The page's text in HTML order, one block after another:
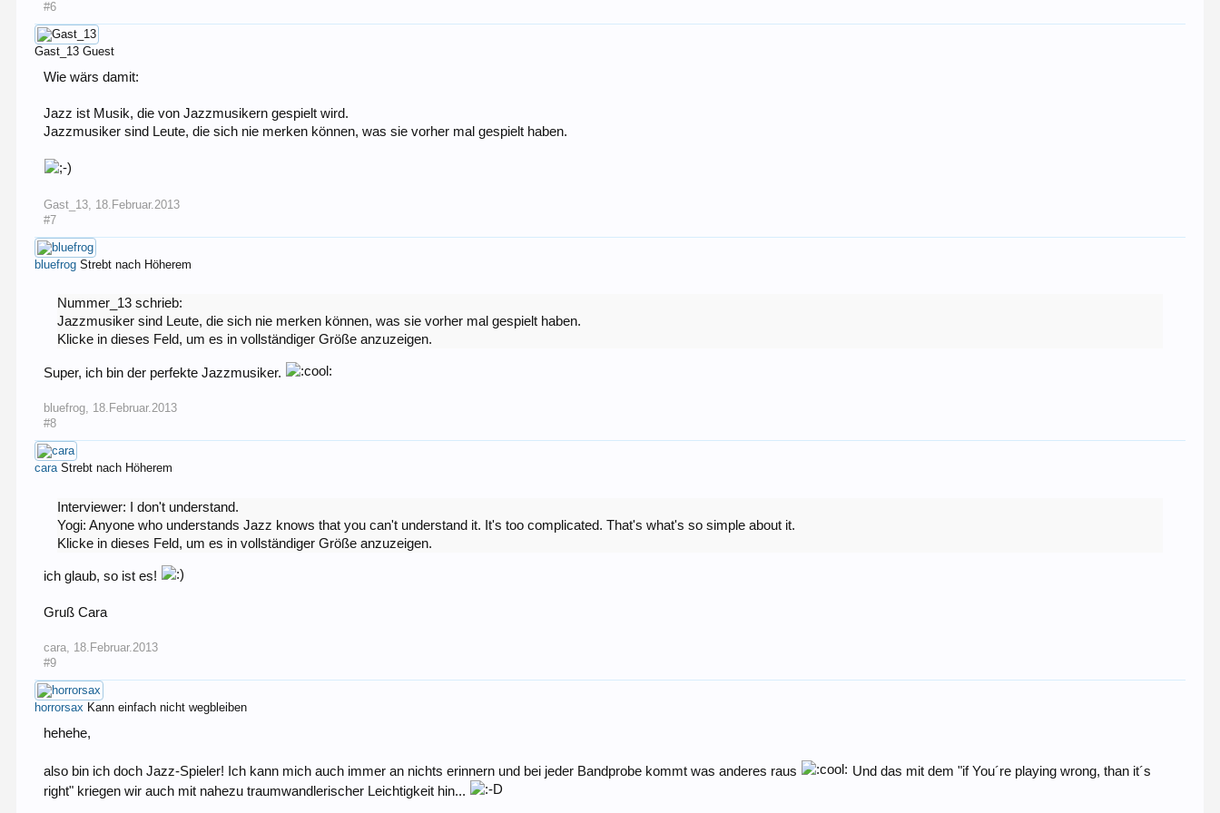
#6
Gast_13 Guest
Wie wärs damit:
Jazz ist Musik, die von Jazzmusikern gespielt wird.
Jazzmusiker sind Leute, die sich nie merken können, was sie vorher mal gespielt haben.
Gast_13 18.Februar.2013
#7
bluefrog Strebt nach Höherem
Nummer_13 schrieb:
Jazzmusiker sind Leute, die sich nie merken können, was sie vorher mal gespielt haben.
Klicke in dieses Feld, um es in vollständiger Größe anzuzeigen.
Super, ich bin der perfekte Jazzmusiker.
bluefrog 18.Februar.2013
#8
cara Strebt nach Höherem
Interviewer: I don't understand.
Yogi: Anyone who understands Jazz knows that you can't understand it. It's too complicated. That's what's so simple about it.
Klicke in dieses Feld, um es in vollständiger Größe anzuzeigen.
ich glaub, so ist es!
Gruß Cara
cara, 18.Februar.2013
#9
horrorsax Kann einfach nicht wegbleiben
hehehe,
also bin ich doch Jazz-Spieler! Ich kann mich auch immer an nichts erinnern und bei jeder Bandprobe kommt was anderes raus
Und das mit dem "if You´re playing wrong, than it´s
right" kriegen wir auch mit nahezu traumwandlerischer Leichtigkeit hin...